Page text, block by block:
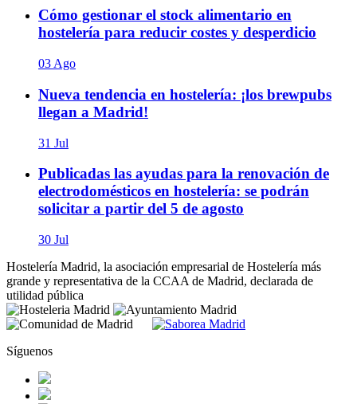
Cómo gestionar el stock alimentario en
hostelería para reducir costes y desperdicio
03 Ago
Nueva tendencia en hostelería: ¡los brewpubs
llegan a Madrid!
31 Jul
Publicadas las ayudas para la renovación de
electrodomésticos en hostelería: se podrán
solicitar a partir del 5 de agosto
30 Jul
Hostelería Madrid, la asociación empresarial de Hostelería más
grande y representativa de la CCAA de Madrid, declarada de
utilidad pública
Síguenos